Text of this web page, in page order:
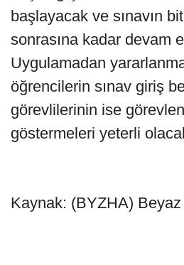
başlayacak ve sınavın
sonrasına kadar devam
Uygulamadan
öğrencilerin sınav giriş
görevlilerinin ise
göstermeleri yeterli
Kaynak: (BYZHA) Beyaz